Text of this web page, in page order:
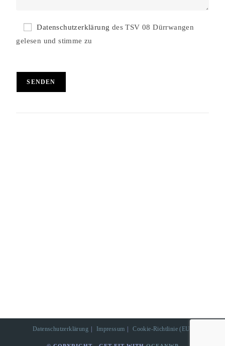
Datenschutzerklärung des TSV 08 Dürrwangen
gelesen und stimme zu
Datenschutzerklärung Impressum Cookie-Richtlinie (EU)